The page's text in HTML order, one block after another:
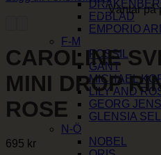
EDBLAD
EMPORIO
F-M
FOSSIL
GANT
MICHAEL
LILY AND
GEORG
GLENSIA
N-Ö
NOBEL
CAROLINE
MINI DROP
ROSE
695 kr